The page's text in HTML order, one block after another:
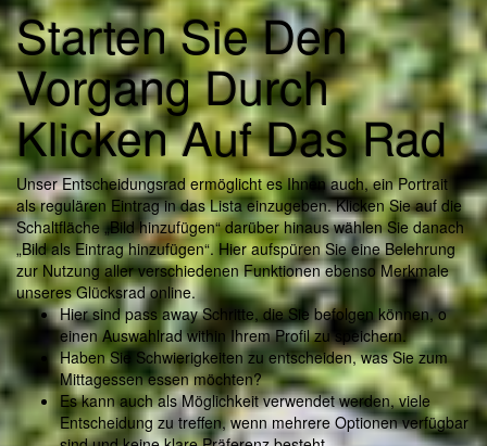
Starten Sie Den
Vorgang Durch
Klicken Auf Das Rad
Unser Entscheidungsrad ermöglicht es Ihnen auch, ein Portrait
als regulären Eintrag in das Lista einzugeben. Klicken Sie auf die
Schaltfläche „Bild hinzufügen“ darüber hinaus wählen Sie danach
„Bild als Eintrag hinzufügen“. Hier aufspüren Sie eine Belehrung
zur Nutzung aller verschiedenen Funktionen ebenso Merkmale
unseres Glücksrad online.
Hier sind pass away Schritte, die Sie befolgen können, o
einen Auswahlrad within Ihrem Profil zu speichern.
Haben Sie Schwierigkeiten zu entscheiden, was Sie zum
Mittagessen essen möchten?
Es kann auch als Möglichkeit verwendet werden, viele
Entscheidung zu treffen, wenn mehrere Optionen verfügbar